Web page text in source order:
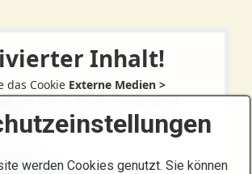
Inhalt!
das Cookie Externe Medien >
werden Cookies genutzt. Sie können